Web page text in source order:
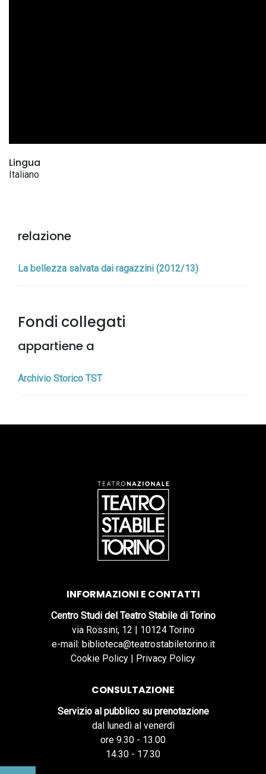
Lingua
Italiano
relazione
La bellezza salvata dai ragazzini (2012/13)
Fondi collegati
appartiene a
Archivio Storico TST
INFORMAZIONI E CONTATTI
Centro Studi del Teatro Stabile di Torino
via Rossini, 12 | 10124 Torino
e-mail: biblioteca@teatrostabiletorino.it
Cookie Policy | Privacy Policy
CONSULTAZIONE
Servizio al pubblico su prenotazione
dal lunedì al venerdì
ore 9.30 - 13.00
14.30 - 17.30